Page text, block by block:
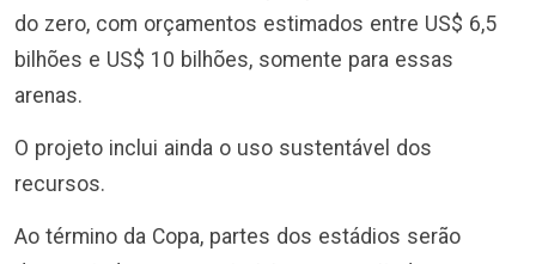
do zero, com orçamentos estimados entre US$ 6,5
bilhões e US$ 10 bilhões, somente para essas
arenas.
O projeto inclui ainda o uso sustentável dos
recursos.
Ao término da Copa, partes dos estádios serão